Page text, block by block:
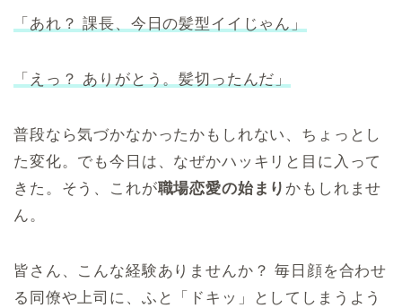
「あれ？ 課長、今日の髪型イイじゃん」
「えっ？ ありがとう。髪切ったんだ」
普段なら気づかなかったかもしれない、ちょっとし
た変化。でも今日は、なぜかハッキリと目に入って
きた。そう、これが職場恋愛の始まり かもしれませ
ん。
皆さん、こんな経験ありませんか？ 毎日顔を合わせ
る同僚や上司に、ふと「ドキッ」としてしまうよう